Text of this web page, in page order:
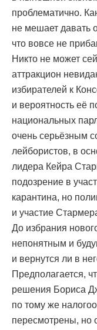
проблематично.
не мешает давать
что вовсе не
Никто не может
аттракцион
избирателей к
и вероятность её
национальных
очень серьёзным
лейбористов, в
лидера Кейра
подозрение в
карантина, но
и участие
До избрания
непонятным и
и вернутся ли в
Предполагается,
решения Бориса
по тому же
пересмотрены, но